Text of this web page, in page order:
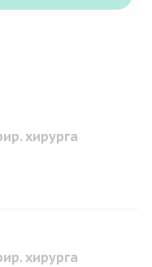
хирурга
хирурга